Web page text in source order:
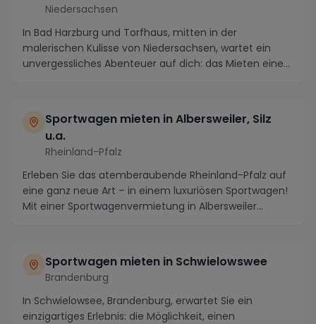
Niedersachsen
In Bad Harzburg und Torfhaus, mitten in der
malerischen Kulisse von Niedersachsen, wartet ein
unvergessliches Abenteuer auf dich: das Mieten eines
Sportwagen mieten in Albersweiler, Silz
u.a.
Rheinland-Pfalz
Erleben Sie das atemberaubende Rheinland-Pfalz auf
eine ganz neue Art – in einem luxuriösen Sportwagen!
Mit einer Sportwagenvermietung in Albersweiler...
Sportwagen mieten in Schwielowswee
Brandenburg
In Schwielowsee, Brandenburg, erwartet Sie ein
einzigartiges Erlebnis: die Möglichkeit, einen